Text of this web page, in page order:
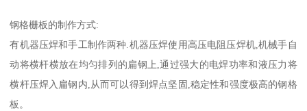
钢格栅板的制作方式:
有机器压焊和手工制作两种.机器压焊使用高压电阻压焊机,机械手自
动将横杆横放在均匀排列的扁钢上,通过强大的电焊功率和液压力将
横杆压焊入扁钢内,从而可以得到焊点坚固,稳定性和强度极高的钢格
板。